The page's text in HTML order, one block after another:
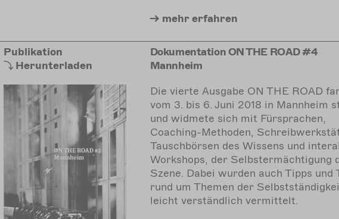
mehr erfahren
Publikation
Herunterladen
Dokumentation ON THE ROAD #4
Mannheim
Die vierte Ausgabe ON THE ROAD
vom 3. bis 6. Juni 2018 in Mannheim
und widmete sich mit Fürsprachen,
Coaching-Methoden,
Tauschbörsen des Wissens und
Workshops, der Selbstermächtigung
Szene. Dabei wurden auch Tipps und
rund um Themen der
leicht verständlich vermittelt.